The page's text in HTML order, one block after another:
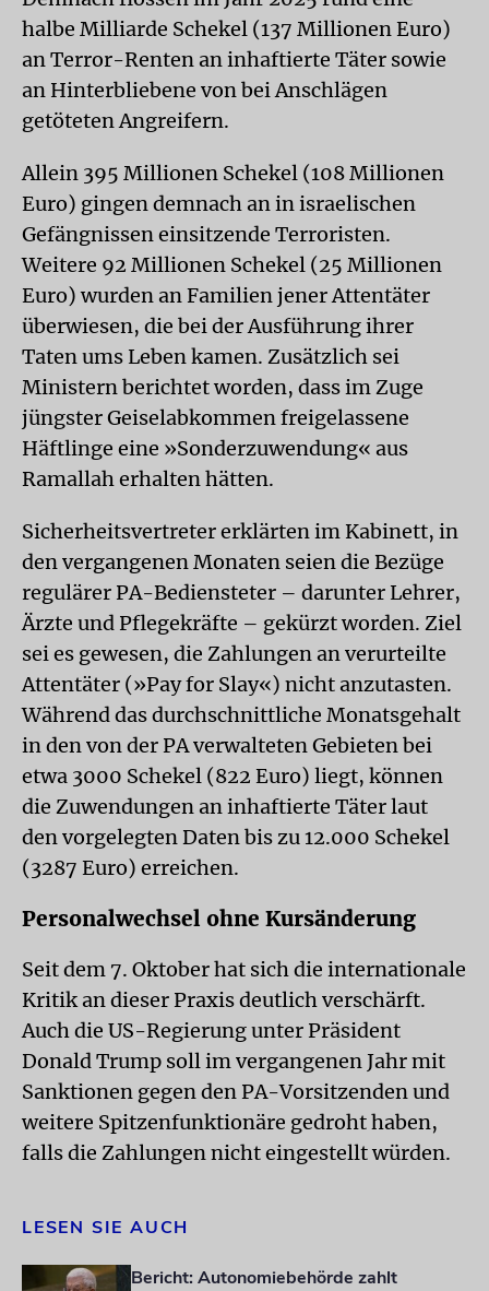
halbe Milliarde Schekel (137 Millionen Euro)
an Terror-Renten an inhaftierte Täter sowie
an Hinterbliebene von bei Anschlägen
getöteten Angreifern.
Allein 395 Millionen Schekel (108 Millionen
Euro) gingen demnach an in israelischen
Gefängnissen einsitzende Terroristen.
Weitere 92 Millionen Schekel (25 Millionen
Euro) wurden an Familien jener Attentäter
überwiesen, die bei der Ausführung ihrer
Taten ums Leben kamen. Zusätzlich sei
Ministern berichtet worden, dass im Zuge
jüngster Geiselabkommen freigelassene
Häftlinge eine »Sonderzuwendung« aus
Ramallah erhalten hätten.
Sicherheitsvertreter erklärten im Kabinett, in
den vergangenen Monaten seien die Bezüge
regulärer PA-Bediensteter – darunter Lehrer,
Ärzte und Pflegekräfte – gekürzt worden. Ziel
sei es gewesen, die Zahlungen an verurteilte
Attentäter (»Pay for Slay«) nicht anzutasten.
Während das durchschnittliche Monatsgehalt
in den von der PA verwalteten Gebieten bei
etwa 3000 Schekel (822 Euro) liegt, können
die Zuwendungen an inhaftierte Täter laut
den vorgelegten Daten bis zu 12.000 Schekel
(3287 Euro) erreichen.
Personalwechsel ohne Kursänderung
Seit dem 7. Oktober hat sich die internationale
Kritik an dieser Praxis deutlich verschärft.
Auch die US-Regierung unter Präsident
Donald Trump soll im vergangenen Jahr mit
Sanktionen gegen den PA-Vorsitzenden und
weitere Spitzenfunktionäre gedroht haben,
falls die Zahlungen nicht eingestellt würden.
LESEN SIE AUCH
Bericht: Autonomiebehörde zahlt